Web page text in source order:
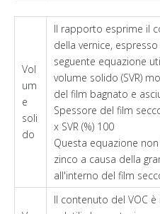
Vol
um
e
soli
do
Il rapporto esprime il
della vernice,
seguente equazione
volume solido (SVR)
del film bagnato e
Spessore del film
x SVR (%) 100
Questa equazione
zinco a causa della
all'interno del film
Il contenuto del VOC